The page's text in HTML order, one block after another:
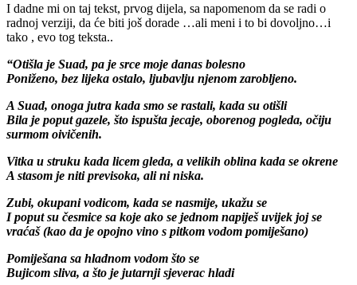
I dadne mi on taj tekst, prvog dijela, sa napomenom da se radi o
radnoj verziji, da će biti još dorade …ali meni i to bi dovoljno…i
tako , evo tog teksta..
“Otišla je Suad, pa je srce moje danas bolesno
Poniženo, bez lijeka ostalo, ljubavlju njenom zarobljeno.
A Suad, onoga jutra kada smo se rastali, kada su otišli
Bila je poput gazele, što ispušta jecaje, oborenog pogleda, očiju
surmom oivičenih.
Vitka u struku kada licem gleda, a velikih oblina kada se okrene
A stasom je niti previsoka, ali ni niska.
Zubi, okupani vodicom, kada se nasmije, ukažu se
I poput su česmice sa koje ako se jednom napiješ uvijek joj se
vraćaš (kao da je opojno vino s pitkom vodom pomiješano)
Pomiješana sa hladnom vodom što se
Bujicom sliva, a što je jutarnji sjeverac hladi